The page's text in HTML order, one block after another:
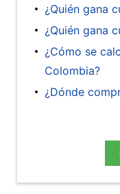
¿Quién gana
¿Quién gana
¿Cómo se
Colombia?
¿Dónde